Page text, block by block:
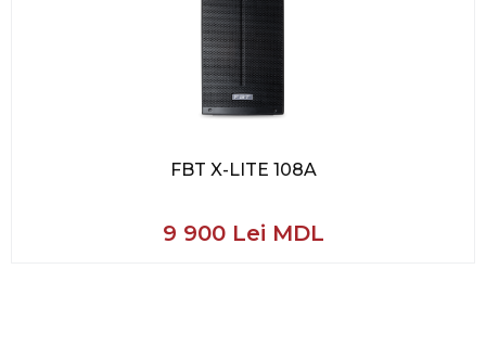
FBT X-LITE 108A
9 900 Lei MDL